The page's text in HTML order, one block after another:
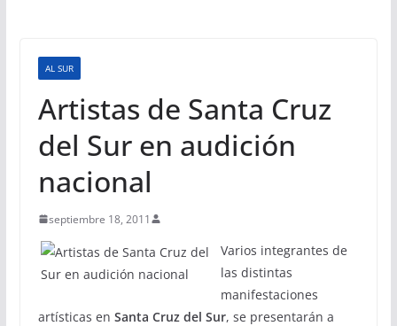
AL SUR
Artistas de Santa Cruz
del Sur en audición
nacional
septiembre 18, 2011
Varios integrantes de
las distintas
manifestaciones
artísticas en Santa Cruz del Sur, se presentarán a